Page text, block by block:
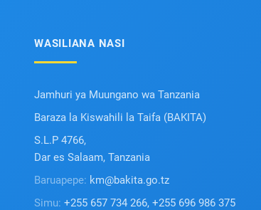
WASILIANA NASI
Jamhuri ya Muungano wa Tanzania
Baraza la Kiswahili la Taifa (BAKITA)
S.L.P 4766,
Dar es Salaam, Tanzania
Baruapepe: km@bakita.go.tz
Simu: +255 657 734 266, +255 696 986 375